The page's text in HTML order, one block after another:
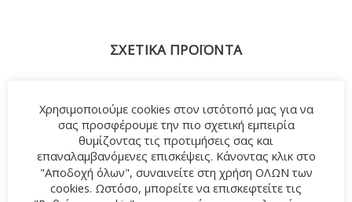
ΣΧΕΤΙΚΆ ΠΡΟΪΌΝΤΑ
-20% -33%
Χρησιμοποιούμε cookies στον ιστότοπό μας για να
σας προσφέρουμε την πιο σχετική εμπειρία
θυμίζοντας τις προτιμήσεις σας και
επαναλαμβανόμενες επισκέψεις. Κάνοντας κλικ στο
"Αποδοχή όλων", συναινείτε στη χρήση ΟΛΩΝ των
cookies. Ωστόσο, μπορείτε να επισκεφτείτε τις